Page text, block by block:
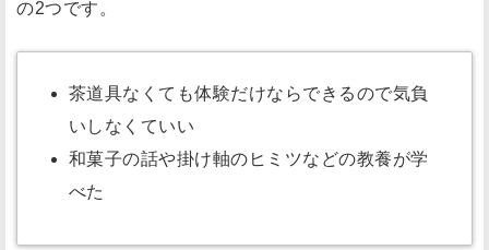
の2つです。
茶道具なくても体験だけならできるので気負
いしなくていい
和菓子の話や掛け軸のヒミツなどの教養が学
べた